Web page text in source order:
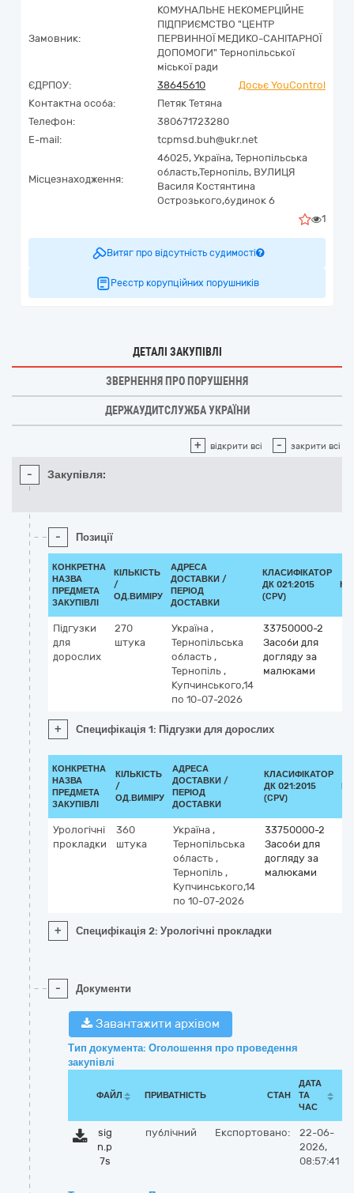
Замовник:
КОМУНАЛЬНЕ НЕКОМЕРЦІЙНЕ
ПІДПРИЄМСТВО "ЦЕНТР
ПЕРВИННОЇ МЕДИКО-САНІТАРНОЇ
ДОПОМОГИ" Тернопільської
міської ради
ЄДРПОУ:
38645610
Досьє YouControl
Контактна особа:
Петяк Тетяна
Телефон:
380671723280
E-mail:
tcpmsd.buh@ukr.net
Місцезнаходження:
46025, Україна, Тернопільська
область,Тернопіль, ВУЛИЦЯ
Василя Костянтина
Острозького,будинок 6
1
Витяг про відсутність судимості
Реєстр корупційних порушників
ДЕТАЛІ ЗАКУПІВЛІ
ЗВЕРНЕННЯ ПРО ПОРУШЕННЯ
ДЕРЖАУДИТСЛУЖБА УКРАЇНИ
+ відкрити всі - закрити всі
- Закупівля:
- Позиції
КОНКРЕТНА
НАЗВА
ПРЕДМЕТА
ЗАКУПІВЛІ
КІЛЬКІСТЬ
/
ОД.ВИМІРУ
АДРЕСА
ДОСТАВКИ /
ПЕРІОД
ДОСТАВКИ
КЛАСИФІКАТОР
ДК 021:2015
(CPV)
Підгузки
для
дорослих
270
штука
Україна ,
Тернопільська
область ,
Тернопіль ,
Купчинського,14
по 10-07-2026
33750000-2
Засоби для
догляду за
малюками
+ Специфікація 1: Підгузки для дорослих
КОНКРЕТНА
НАЗВА
ПРЕДМЕТА
ЗАКУПІВЛІ
КІЛЬКІСТЬ
/
ОД.ВИМІРУ
АДРЕСА
ДОСТАВКИ /
ПЕРІОД
ДОСТАВКИ
КЛАСИФІКАТОР
ДК 021:2015
(CPV)
Урологічні
прокладки
360
штука
Україна ,
Тернопільська
область ,
Тернопіль ,
Купчинського,14
по 10-07-2026
33750000-2
Засоби для
догляду за
малюками
+ Специфікація 2: Урологічні прокладки
- Документи
Завантажити архівом
Тип документа: Оголошення про проведення
закупівлі
ФАЙЛ ПРИВАТНІСТЬ СТАН
ДАТА
ТА
ЧАС
sig
n.p
7s
публічний Експортовано:
22-06-
2026,
08:57:41